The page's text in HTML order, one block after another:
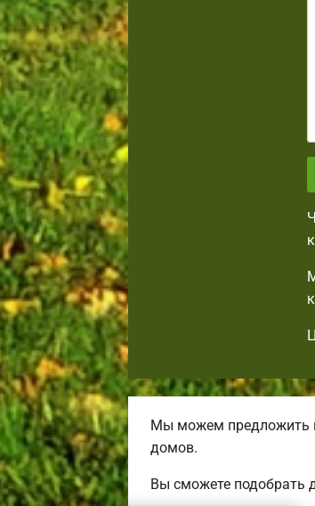
Мы можем предложить
домов.
Вы сможете подобрать